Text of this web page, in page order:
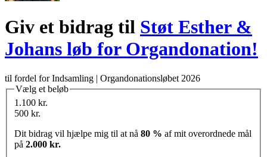
Giv et bidrag til Støt Esther &
Johans løb for Organdonation!
til fordel for Indsamling | Organdonationsløbet 2026
Vælg et beløb
1.100 kr.
500 kr.
Dit bidrag vil hjælpe mig til at nå 80 % af mit overordnede mål
på 2.000 kr.